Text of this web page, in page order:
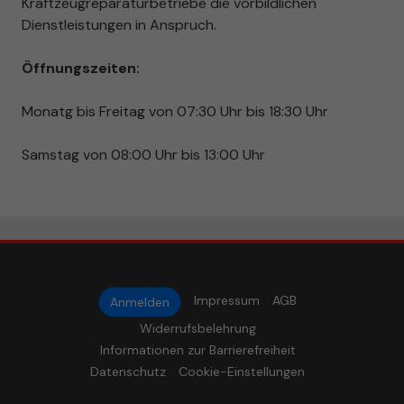
Dienstleistungen in Anspruch.
Öffnungszeiten:
Monatg bis Freitag von 07:30 Uhr bis 18:30 Uhr
Samstag von 08:00 Uhr bis 13:00 Uhr
Anmelden Impressum
AGB
Widerrufsbelehrung
Informationen zur Barrierefreiheit
Datenschutz
Cookie-Einstellungen